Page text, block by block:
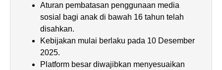
Aturan pembatasan penggunaan media
sosial bagi anak di bawah 16 tahun telah
disahkan.
Kebijakan mulai berlaku pada 10 Desember
2025.
Platform besar diwajibkan menyesuaikan